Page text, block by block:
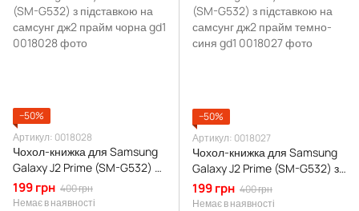
−50%
Артикул: 0018028
Чохол-книжка для Samsung
Galaxy J2 Prime (SM-G532) з
підставкою на самсунг дж2
прайм чорна gd1
199 грн 400 грн
Немає в наявності
−50%
Артикул: 0018027
Чохол-книжка для Samsung
Galaxy J2 Prime (SM-G532) з
підставкою на самсунг дж2
прайм темно-синя gd1
199 грн 400 грн
Немає в наявності